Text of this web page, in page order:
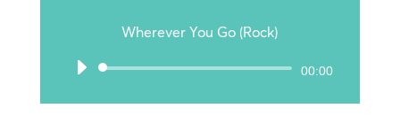
Wherever You Go (Rock)
Audio-
00:00